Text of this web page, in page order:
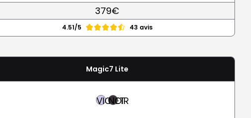
379€
4.51/5 43 avis
Magic7 Lite
VIOLET
NOIR